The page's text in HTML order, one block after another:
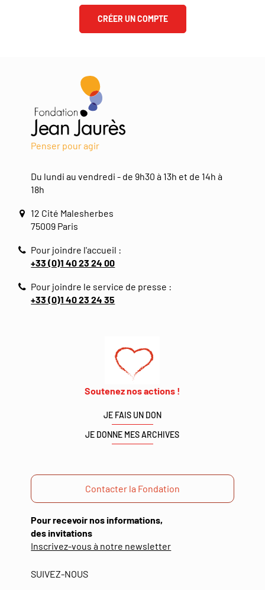
CRÉER UN COMPTE
Penser pour agir
Du lundi au vendredi - de 9h30 à 13h et de 14h à
18h
12 Cité Malesherbes
75009 Paris
Pour joindre l'accueil :
+33 (0)1 40 23 24 00
Pour joindre le service de presse :
+33 (0)1 40 23 24 35
Soutenez nos actions !
JE FAIS UN DON
JE DONNE MES ARCHIVES
Contacter la Fondation
Pour recevoir nos informations,
des invitations
Inscrivez-vous à notre newsletter(ouverture
SUIVEZ-NOUS